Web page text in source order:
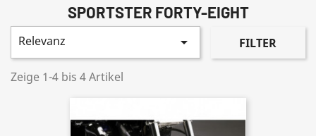
SPORTSTER FORTY-EIGHT
Relevanz  FILTER
Zeige 1-4 bis 4 Artikel